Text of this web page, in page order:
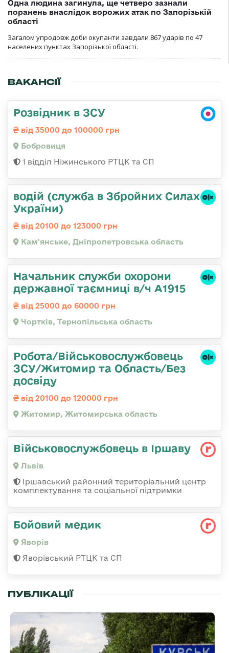
Одна людина загинула, ще четверо зазнали
поранень внаслідок ворожих атак по Запорізькій
області
Загалом упродовж доби окупанти завдали 867 ударів по 47
населених пунктах Запорізької області.
ВАКАНСІЇ
Розвідник в ЗСУ
від 35000 до 100000 грн
Бобровиця
1 відділ Ніжинського РТЦК та СП
водій (служба в Збройних Силах
України)
від 20100 до 123000 грн
Кам'янське, Дніпропетровська область
Начальник служби охорони
державної таємниці в/ч А1915
від 25000 до 60000 грн
Чортків, Тернопільська область
Робота/Військовослужбовець
ЗСУ/Житомир та Область/Без
досвіду
від 20100 до 120000 грн
Житомир, Житомирська область
Військовослужбовець в Іршаву
Львів
Іршавський районний територіальний центр
комплектування та соціальної підтримки
Бойовий медик
Яворів
Яворівський РТЦК та СП
ПУБЛІКАЦІЇ